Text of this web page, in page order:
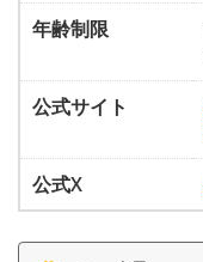
年齢制限
公式サイト
公式X